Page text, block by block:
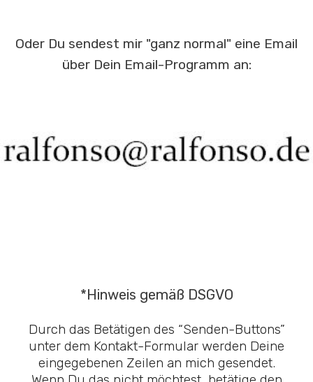
Oder Du sendest mir "ganz normal" eine Email
über Dein Email-Programm an:
*Hinweis gemäß DSGVO
Durch das Betätigen des “Senden-Buttons”
unter dem Kontakt-Formular werden Deine
eingegebenen Zeilen an mich gesendet.